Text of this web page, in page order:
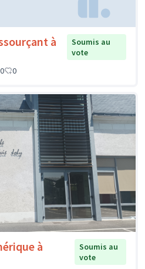
à
Soumis au
vote
0 0
à
Soumis au
vote